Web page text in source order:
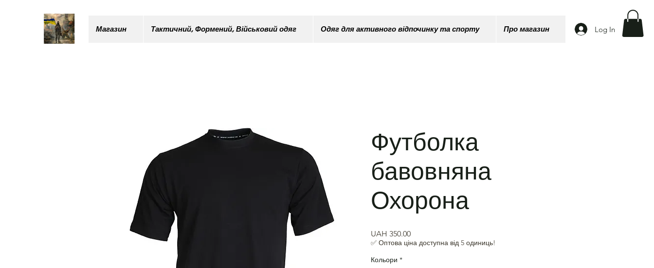
Магазин Тактичний, Формений, Військовий одяг Одяг для активного відпочинку та спорту Про магазин Log In
Футболка
бавовняна
Охорона
UAH 350.00Price
✅ Оптова ціна доступна від 5 одиниць!
Кольори *